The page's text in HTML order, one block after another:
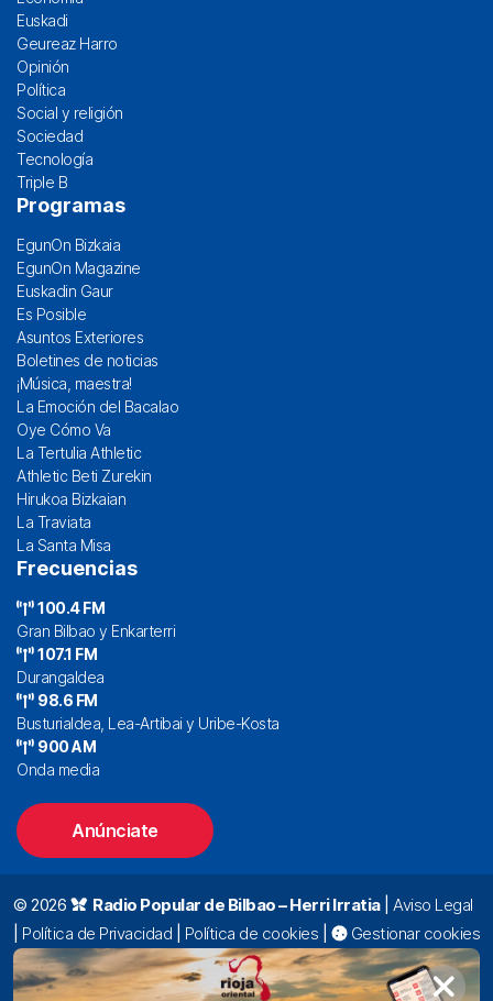
Euskadi
Geureaz Harro
Opinión
Política
Social y religión
Sociedad
Tecnología
Triple B
Programas
EgunOn Bizkaia
EgunOn Magazine
Euskadin Gaur
Es Posible
Asuntos Exteriores
Boletines de noticias
¡Música, maestra!
La Emoción del Bacalao
Oye Cómo Va
La Tertulia Athletic
Athletic Beti Zurekin
Hirukoa Bizkaian
La Traviata
La Santa Misa
Frecuencias
100.4 FM
Gran Bilbao y Enkarterri
107.1 FM
Durangaldea
98.6 FM
Busturialdea, Lea-Artibai y Uribe-Kosta
900 AM
Onda media
Anúnciate
© 2026 Radio Popular de Bilbao – Herri Irratia| Aviso Legal
Política de Privacidad Política de cookies
Gestionar cookies
Alda. Mazarredo, 47 – 7º 48009 Bilbao |
94 423 92 00|
oyentes@radiopopular.com